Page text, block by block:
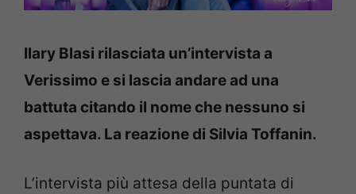
Ilary Blasi rilasciata un’intervista a
Verissimo e si lascia andare ad una
battuta citando il nome che nessuno si
aspettava. La reazione di Silvia Toffanin.
L’intervista più attesa della puntata di